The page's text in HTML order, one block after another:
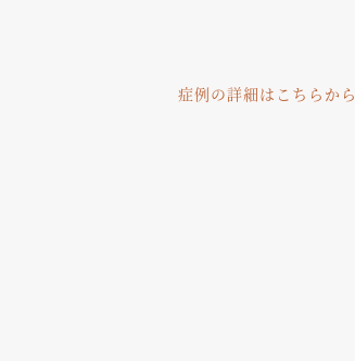
症例の詳細はこちらから